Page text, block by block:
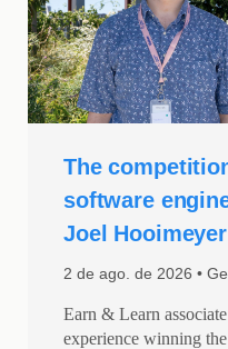
2 de ago. de 2026
The
software
Joel Hooimeyer
Earn & Learn
experience winning